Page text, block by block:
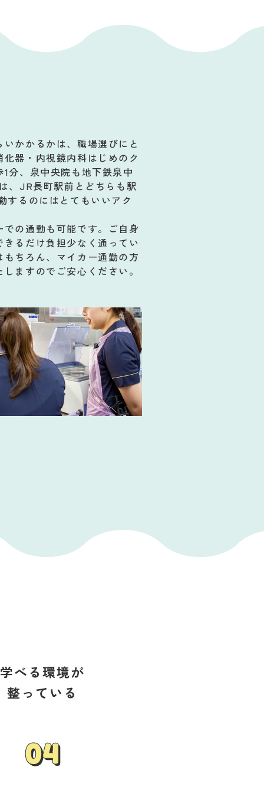
かかるかは、職場選びにと
器・内視鏡内科はじめのク
分、泉中央院も地下鉄泉中
、JR長町駅前とどちらも駅
するのにはとてもいいアク
の通勤も可能です。ご自身
るだけ負担少なく通ってい
ちろん、マイカー通勤の方
ますのでご安心ください。
04
学べる環境が
整っている